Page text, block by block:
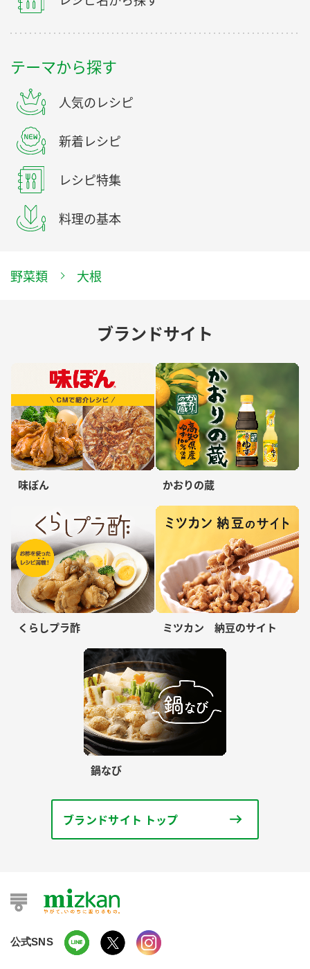
テーマから探す
人気のレシピ
新着レシピ
レシピ特集
料理の基本
野菜類 大根
ブランドサイト
味ぽん かおりの蔵
くらしプラ酢 ミツカン 納豆のサイト
鍋なび
ブランドサイト トップ
公式SNS